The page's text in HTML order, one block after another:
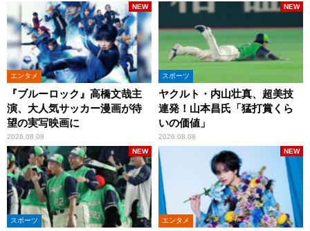
す！」
エンタメ
『ブルーロック』高橋文哉主
演、大人気サッカー漫画が待
望の実写映画に
2026.08.08
NEW
スポーツ
ヤクルト・内山壮真、超美技
連発！山本昌氏「猛打賞くら
いの価値」
2026.08.08
NEW
スポーツ
NEW
エンタメ
NEW